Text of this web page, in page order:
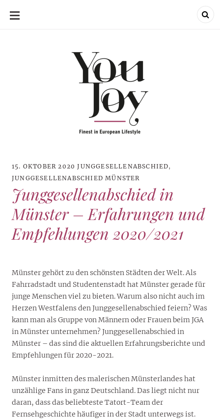
SKIP
15. OKTOBER 2020 JUNGGESELLENABSCHIED,
JUNGGESELLENABSCHIED MÜNSTER
Junggesellenabschied in
Münster – Erfahrungen und
Empfehlungen 2020/2021
Münster gehört zu den schönsten Städten der Welt. Als
Fahrradstadt und Studentenstadt hat Münster gerade für
junge Menschen viel zu bieten. Warum also nicht auch im
Herzen Westfalens den Junggesellenabschied feiern? Was
kann man als Gruppe von Männern oder Frauen beim JGA
in Münster unternehmen? Junggesellenabschied in
Münster – das sind die aktuellen Erfahrungsberichte und
Empfehlungen für 2020-2021.
Münster inmitten des malerischen Münsterlandes hat
unzählige Fans in ganz Deutschland. Das liegt nicht nur
daran, dass das beliebteste Tatort-Team der
Fernsehgeschichte häufiger in der Stadt unterwegs ist.